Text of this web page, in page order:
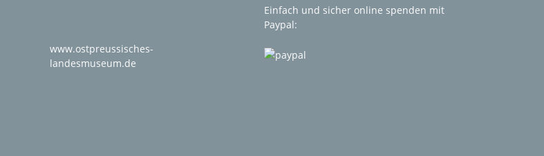
www.ostpreussisches-
landesmuseum.de
Einfach und sicher online spenden mit
Paypal: